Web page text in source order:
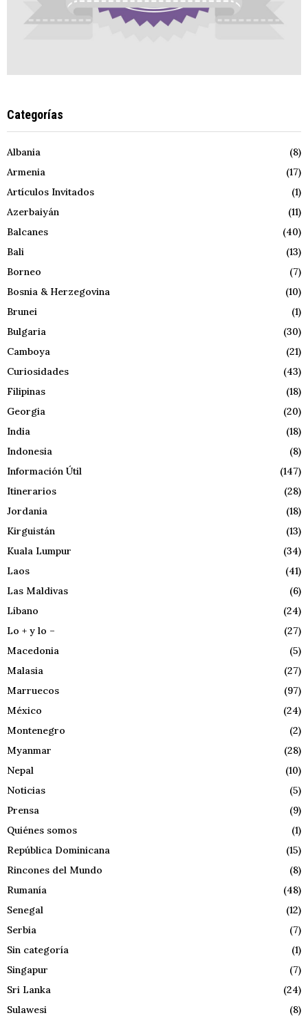
Categorías
Albania
(8)
Armenia
(17)
Artículos Invitados
(1)
Azerbaiyán
(11)
Balcanes
(40)
Bali
(13)
Borneo
(7)
Bosnia & Herzegovina
(10)
Brunei
(1)
Bulgaria
(30)
Camboya
(21)
Curiosidades
(43)
Filipinas
(18)
Georgia
(20)
India
(18)
Indonesia
(8)
Información Útil
(147)
Itinerarios
(28)
Jordania
(18)
Kirguistán
(13)
Kuala Lumpur
(34)
Laos
(41)
Las Maldivas
(6)
Líbano
(24)
Lo + y lo –
(27)
Macedonia
(5)
Malasia
(27)
Marruecos
(97)
México
(24)
Montenegro
(2)
Myanmar
(28)
Nepal
(10)
Noticias
(5)
Prensa
(9)
Quiénes somos
(1)
República Dominicana
(15)
Rincones del Mundo
(8)
Rumanía
(48)
Senegal
(12)
Serbia
(7)
Sin categoría
(1)
Singapur
(7)
Sri Lanka
(24)
Sulawesi
(8)